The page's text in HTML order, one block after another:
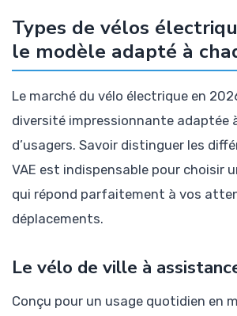
Types de vélos
le modèle adapté à
Le marché du vélo électrique en
diversité impressionnante adaptée
d’usagers. Savoir distinguer les
VAE est indispensable pour choisir
qui répond parfaitement à vos
déplacements.
Le vélo de ville à
Conçu pour un usage quotidien en